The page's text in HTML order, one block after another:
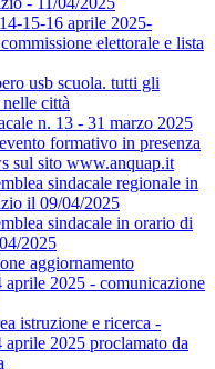
15-16 aprile 2025-
elettorale e lista
usb scuola. tutti gli
città
n. 13 - 31 marzo 2025
formativo in presenza
sul sito www.anquap.it
sindacale regionale in
il 09/04/2025
sindacale in orario di
2025
aggiornamento
aprile 2025 - comunicazione
istruzione e ricerca -
aprile 2025 proclamato da